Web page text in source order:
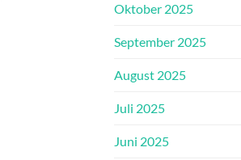
Oktober 2025
September 2025
August 2025
Juli 2025
Juni 2025